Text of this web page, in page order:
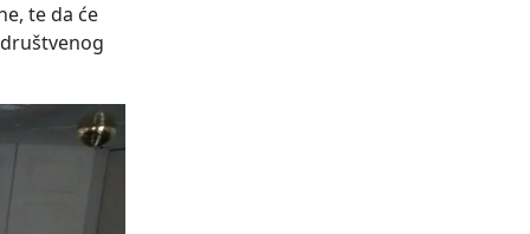
te da će